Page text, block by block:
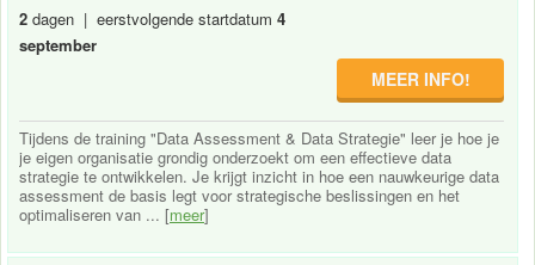
2 dagen | eerstvolgende startdatum 4
september
MEER INFO!
Tijdens de training "Data Assessment & Data Strategie" leer je hoe je
je eigen organisatie grondig onderzoekt om een effectieve data
strategie te ontwikkelen. Je krijgt inzicht in hoe een nauwkeurige data
assessment de basis legt voor strategische beslissingen en het
optimaliseren van ... [meer]